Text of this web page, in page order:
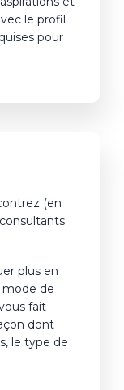
le profil
pour
(en
plus en
mode de
fait
dont
le type de